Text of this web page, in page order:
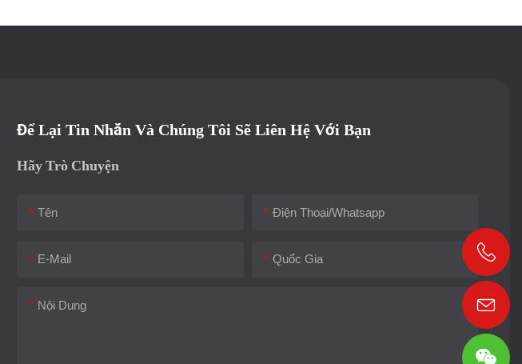
Để Lại Tin Nhắn Và Chúng Tôi Sẽ Liên Hệ Với Bạn
Hãy Trò Chuyện
Tên Điện Thoại/whatsapp
E-Mail Quốc Gia
Nội Dung